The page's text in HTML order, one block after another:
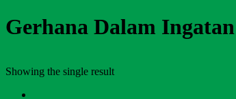
Gerhana Dalam Ingatan
Showing the single result